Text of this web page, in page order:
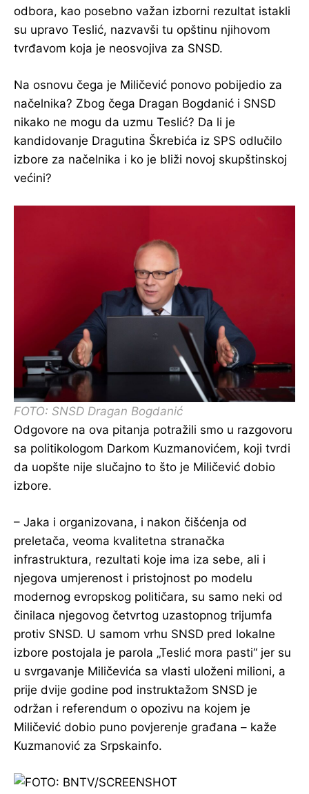
odbora, kao posebno važan izborni rezultat istakli
su upravo Teslić, nazvavši tu opštinu njihovom
tvrđavom koja je neosvojiva za SNSD.
Na osnovu čega je Miličević ponovo pobijedio za
načelnika? Zbog čega Dragan Bogdanić i SNSD
nikako ne mogu da uzmu Teslić? Da li je
kandidovanje Dragutina Škrebića iz SPS odlučilo
izbore za načelnika i ko je bliži novoj skupštinskoj
većini?
FOTO: SNSD Dragan Bogdanić
Odgovore na ova pitanja potražili smo u razgovoru
sa politikologom Darkom Kuzmanovićem, koji tvrdi
da uopšte nije slučajno to što je Miličević dobio
izbore.
– Jaka i organizovana, i nakon čišćenja od
preletača, veoma kvalitetna stranačka
infrastruktura, rezultati koje ima iza sebe, ali i
njegova umjerenost i pristojnost po modelu
modernog evropskog političara, su samo neki od
činilaca njegovog četvrtog uzastopnog trijumfa
protiv SNSD. U samom vrhu SNSD pred lokalne
izbore postojala je parola „Teslić mora pasti“ jer su
u svrgavanje Miličevića sa vlasti uloženi milioni, a
prije dvije godine pod instruktažom SNSD je
održan i referendum o opozivu na kojem je
Miličević dobio puno povjerenje građana – kaže
Kuzmanović za Srpskainfo.